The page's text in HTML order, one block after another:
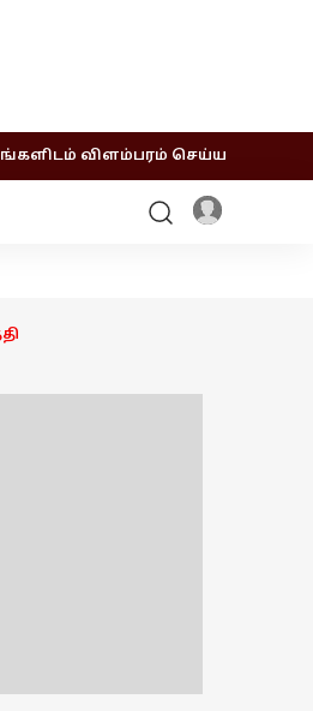
விளம்பரம் செய்ய